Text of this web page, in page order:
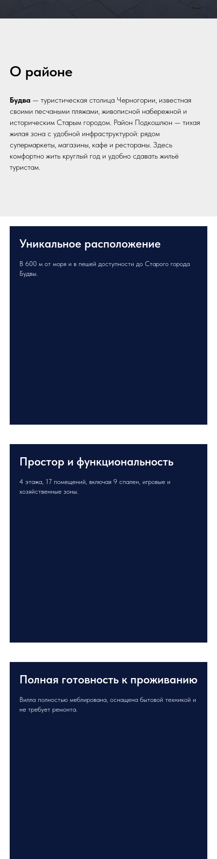
О районе
Будва — туристическая столица Черногории, известная
своими песчаными пляжами, живописной набережной и
историческим Старым городом. Район Подкошлюн — тихая
жилая зона с удобной инфраструктурой: рядом
супермаркеты, магазины, кафе и рестораны. Здесь
комфортно жить круглый год и удобно сдавать жильё
туристам.
Уникальное расположение
В 600 м от моря и в пешей доступности до Старого города
Будвы.
Простор и функциональность
4 этажа, 17 помещений, включая 9 спален, игровые и
хозяйственные зоны.
Полная готовность к проживанию
Вилла полностью меблирована, оснащена бытовой техникой и
не требует ремонта.